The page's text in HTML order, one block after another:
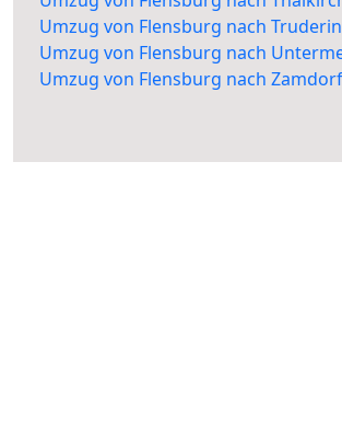
Umzug von Flensburg nach
Umzug von Flensburg nach
Umzug von Flensburg nach Zamdorf